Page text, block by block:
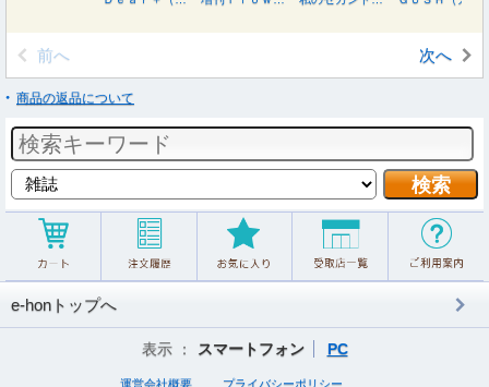
前へ 次へ
商品の返品について
e-honトップへ
表示 ： スマートフォン PC
運営会社概要 プライバシーポリシー